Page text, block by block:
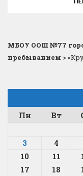
МБОУ ООШ №77
пребыванием >
Пн
Вт
3
4
10
11
17
18